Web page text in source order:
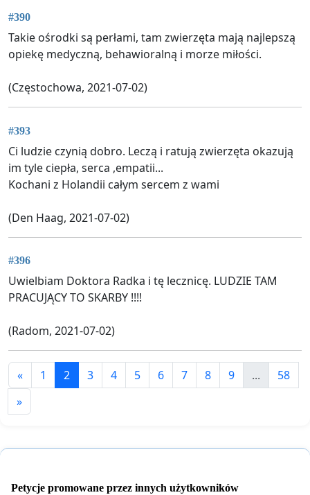
#390
Takie ośrodki są perłami, tam zwierzęta mają najlepszą
opiekę medyczną, behawioralną i morze miłości.
(Częstochowa, 2021-07-02)
#393
Ci ludzie czynią dobro. Leczą i ratują zwierzęta okazują
im tyle ciepła, serca ,empatii...
Kochani z Holandii całym sercem z wami
(Den Haag, 2021-07-02)
#396
Uwielbiam Doktora Radka i tę lecznicę. LUDZIE TAM
PRACUJĄCY TO SKARBY !!!!
(Radom, 2021-07-02)
« 1 2 3 4 5 6 7 8 9 ...
58
»
Petycje promowane przez innych użytkowników